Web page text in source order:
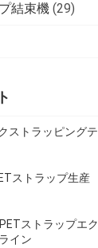
結束機 (29)
ストラッピングテ
ストラップ生産
ストラップエク
イン